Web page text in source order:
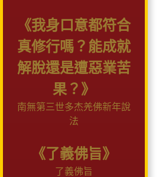
《我身口意都符合
真修行嗎？能成就
解脫還是遭惡業苦
果？》
南無第三世多杰羌佛新年說
法
《了義佛旨》
了義佛旨